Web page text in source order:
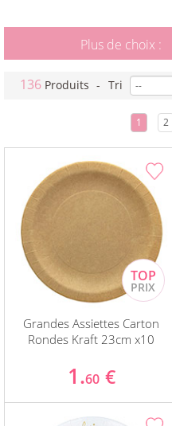
Plus de choix :
136 Produits - Tri
1 2
Grandes Assiettes Carton
Rondes Kraft 23cm x10
1.60 €